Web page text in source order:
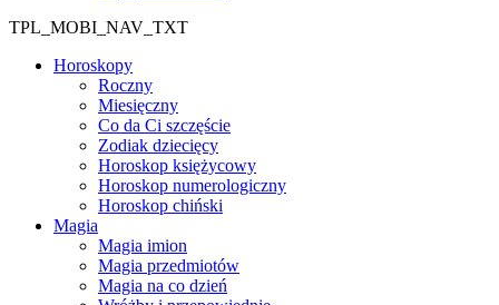
TPL_MOBI_NAV_TXT
Horoskopy
Roczny
Miesięczny
Co da Ci szczęście
Zodiak dziecięcy
Horoskop księżycowy
Horoskop numerologiczny
Horoskop chiński
Magia
Magia imion
Magia przedmiotów
Magia na co dzień